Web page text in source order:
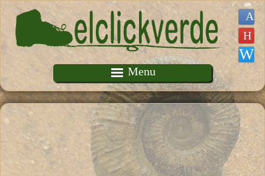
Pasar al contenido principal
Menu